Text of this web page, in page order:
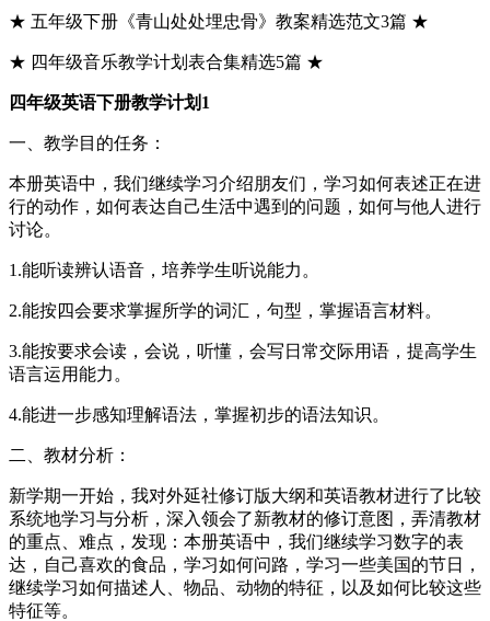
★ 五年级下册《青山处处埋忠骨》教案精选范文3篇 ★
★ 四年级音乐教学计划表合集精选5篇 ★
四年级英语下册教学计划1
一、教学目的任务：
本册英语中，我们继续学习介绍朋友们，学习如何表述正在进
行的动作，如何表达自己生活中遇到的问题，如何与他人进行
讨论。
1.能听读辨认语音，培养学生听说能力。
2.能按四会要求掌握所学的词汇，句型，掌握语言材料。
3.能按要求会读，会说，听懂，会写日常交际用语，提高学生
语言运用能力。
4.能进一步感知理解语法，掌握初步的语法知识。
二、教材分析：
新学期一开始，我对外延社修订版大纲和英语教材进行了比较
系统地学习与分析，深入领会了新教材的修订意图，弄清教材
的重点、难点，发现：本册英语中，我们继续学习数字的表
达，自己喜欢的食品，学习如何问路，学习一些美国的节日，
继续学习如何描述人、物品、动物的特征，以及如何比较这些
特征等。